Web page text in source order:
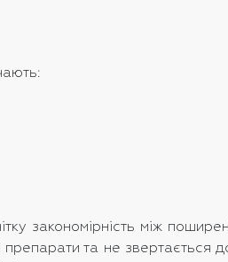
закономірність між
препарати та не звертається